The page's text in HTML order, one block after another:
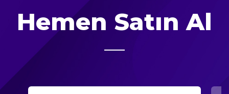
Hemen Satın Al